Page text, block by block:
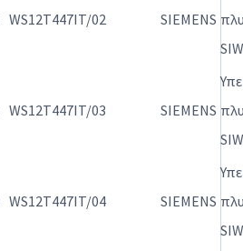
WS12T447IT/02 SIEMENS
WS12T447IT/03 SIEMENS
WS12T447IT/04 SIEMENS